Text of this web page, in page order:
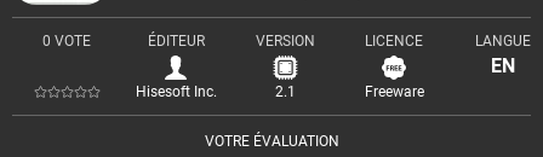
VOTRE ÉVALUATION
0 VOTE ÉDITEUR
Hisesoft Inc.
VERSION
2.1
LICENCE
Freeware
LANGUE
EN